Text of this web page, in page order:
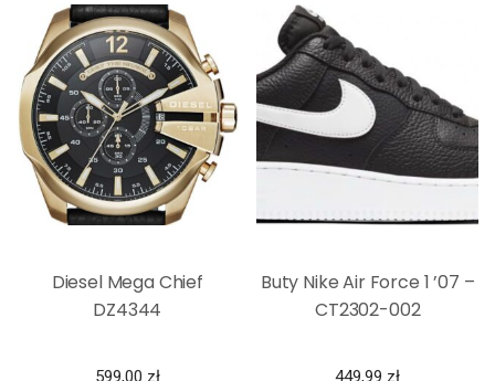
Diesel Mega Chief
DZ4344
599,00 zł
Buty Nike Air Force 1 ’07 –
CT2302-002
449,99 zł